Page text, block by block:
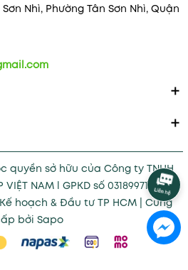
Sơn Nhì, Phường Tân Sơn Nhì, Quận
quyền sở hữu của Công ty TNHH
VIỆT NAM l GPKD số 0318997121 cấp
hoạch & Đầu tư TP HCM Cung
bởi Sapo